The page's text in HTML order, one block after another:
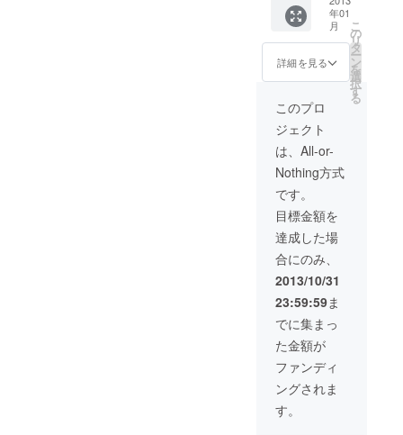
京都の
老舗旅
館、い
ろは旅
館のご
宿泊券
（いろ
は旅館
空室時
に限り
ます）
年01
月
詳細を見る
こ
の
リ
タ
ー
ン
を
選
択
す
る
このプロ
ジェクト
は、All-or-
Nothing方式
です。
目標金額を
達成した場
合にのみ、
2013/10/31
23:59:59ま
でに集まっ
た金額が
ファンディ
ングされま
す。